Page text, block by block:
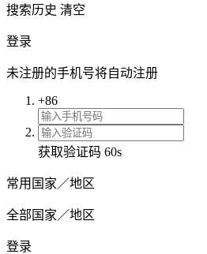
搜索历史 清空
登录
未注册的手机号将自动注册
+86
获取验证码 60s
常用国家／地区
全部国家／地区
登录